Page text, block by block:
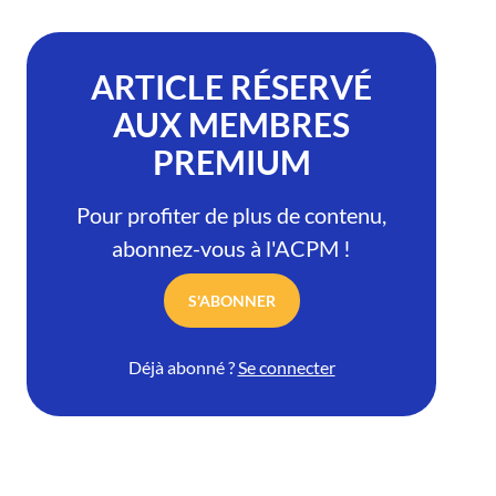
ARTICLE RÉSERVÉ
AUX MEMBRES
PREMIUM
Pour profiter de plus de contenu,
abonnez-vous à l'ACPM !
S'ABONNER
Déjà abonné ?Se connecter